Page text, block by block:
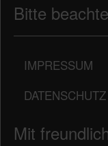
Bitte
IMPRESSUM
DATENSCHUTZ
Mit